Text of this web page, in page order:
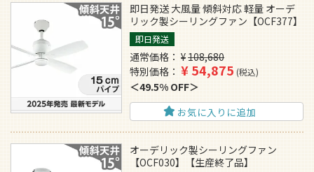
即日発送 大風量 傾斜対応 軽量 オーデ
リック製シーリングファン【OCF377】
即日発送
通常価格 ¥108,680
特別価格
¥54,875 税込
49.5% OFF
お気に入りに追加
オーデリック製シーリングファン
【OCF030】【生産終了品】